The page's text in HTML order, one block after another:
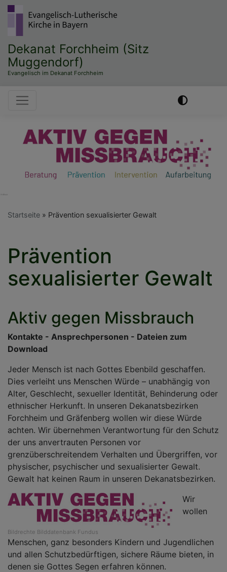
Direkt
Inhalt
Dekanat Forchheim (Sitz
Muggendorf)
Evangelisch im Dekanat Forchheim
Hauptnavigation
Startseite Prävention sexualisierter Gewalt
Prävention
sexualisierter Gewalt
Aktiv gegen Missbrauch
Kontakte - Ansprechpersonen - Dateien zum
Download
Jeder Mensch ist nach Gottes Ebenbild geschaffen.
Dies verleiht uns Menschen Würde – unabhängig von
Alter, Geschlecht, sexueller Identität, Behinderung oder
ethnischer Herkunft. In unseren Dekanatsbezirken
Forchheim und Gräfenberg wollen wir diese Würde
achten. Wir übernehmen Verantwortung für den Schutz
der uns anvertrauten Personen vor
grenzüberschreitendem Verhalten und Übergriffen, vor
physischer, psychischer und sexualisierter Gewalt.
Gewalt hat keinen Raum in unseren Dekanatsbezirken.
Bildrechte Bilddatenbank Fundus
Wir
wollen
Menschen, ganz besonders Kindern und Jugendlichen
und allen Schutzbedürftigen, sichere Räume bieten, in
denen sie Gottes Segen erfahren können.